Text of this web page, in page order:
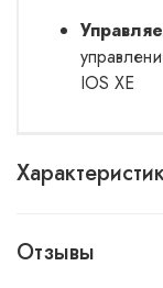
IOS XE
Отзывы